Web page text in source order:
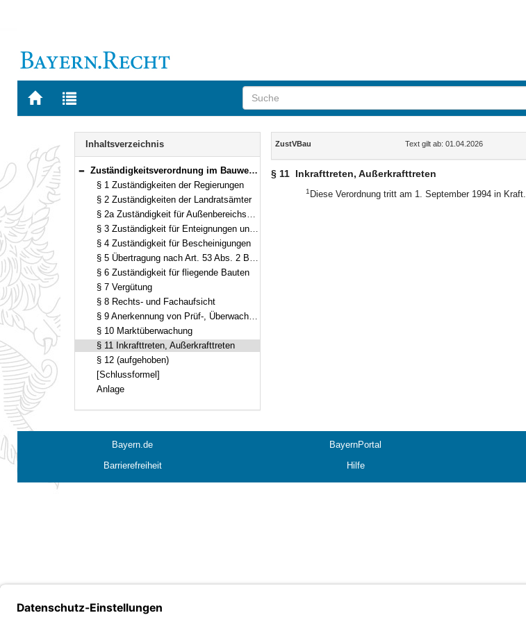
Zur
BAYERN.RECHT
Zur
letzten
Navigation
Inhaltsverzeichnis
Bereich reduzieren
Zuständigkeitsverordnung im Bauwesen (ZustVBau) Vom 5. Juli 1994 (GVBl. S. 573) BayRS 2130-3-B (§§ 1–12)
§ 1 Zuständigkeiten der Regierungen
§ 2 Zuständigkeiten der Landratsämter
§ 2a Zuständigkeit für Außenbereichsvorhaben zur Herstellung oder Lagerung von Produkten zur Landesverteidigung
§ 3 Zuständigkeit für Enteignungen und vergleichbare Verfahren
§ 4 Zuständigkeit für Bescheinigungen
§ 5 Übertragung nach Art. 53 Abs. 2 BayBO
§ 6 Zuständigkeit für fliegende Bauten
§ 7 Vergütung
§ 8 Rechts- und Fachaufsicht
§ 9 Anerkennung von Prüf-, Überwachungs- und Zertifizierungsstellen
§ 10 Marktüberwachung
§ 11 Inkrafttreten, Außerkrafttreten
§ 12 (aufgehoben)
[Schlussformel]
Anlage
Inhalt
ZustVBau Text gilt ab: 01.04.2026
§ 11 Inkrafttreten, Außerkrafttreten
1 Diese Verordnung tritt am 1. September 1994 in Kraft.
Bayern.de BayernPortal
Barrierefreiheit
Hilfe